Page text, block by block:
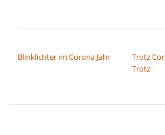
Blinklichter im Corona Jahr
Trotz
Trotz